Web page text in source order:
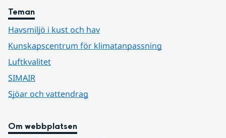
Teman
Havsmiljö i kust och hav
Kunskapscentrum för klimatanpassning
Luftkvalitet
SIMAIR
Sjöar och vattendrag
Om webbplatsen